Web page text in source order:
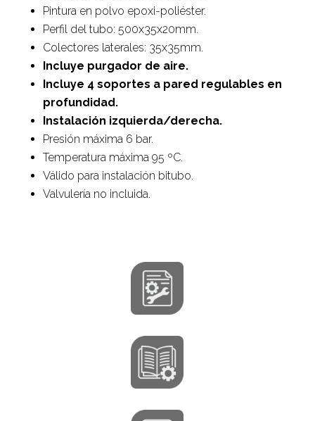
Pintura en polvo epoxi-poliéster.
Perfil del tubo: 500x35x20mm.
Colectores laterales: 35x35mm.
Incluye purgador de aire.
Incluye 4 soportes a pared regulables en
profundidad.
Instalación izquierda/derecha.
Presión máxima 6 bar.
Temperatura máxima 95 ºC.
Válido para instalación bitubo.
Valvulería no incluida.